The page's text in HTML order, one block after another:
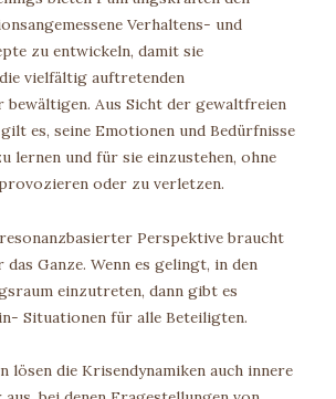
Verhaltens- und
zu entwickeln, damit sie
vielfältig auftretenden
bewältigen. Aus Sicht der gewaltfreien
es, seine Emotionen und Bedürfnisse
lernen und für sie einzustehen, ohne
oder zu verletzen.
Perspektive braucht
Ganze. Wenn es gelingt, in den
einzutreten, dann gibt es
Situationen für alle Beteiligten.
lösen die Krisendynamiken auch innere